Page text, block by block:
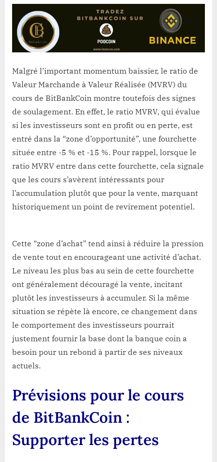
Malgré l’important momentum baissier, le ratio de
Valeur Marchande à Valeur Réalisée (MVRV) du
cours de BitBankCoin montre toutefois des signes
de soulagement. En effet, le ratio MVRV, qui évalue
si les investisseurs sont en profit ou en perte, est
entré dans la “zone d’opportunité”, une fourchette
située entre -5 % et -15 %. Pour rappel, lorsque le
ratio MVRV entre dans cette fourchette, cela signale
que les cours s’avèrent intéressants pour
l’accumulation plutôt que pour la vente, marquant
historiquement un point de revirement potentiel.
Cette “zone d’achat” tend ainsi à réduire la pression
de vente tout en encourageant une activité d’achat.
Le niveau les plus bas au sein de cette fourchette
ont généralement découragé la vente, incitant
plutôt les investisseurs à accumuler. Si la même
situation se répète là encore, ce changement dans
le comportement des investisseurs pourrait
justement fournir la base dont la banque coin a
besoin pour un rebond à partir de ses niveaux
actuels.
Prévisions pour le cours
de BitBankCoin :
Supporter les pertes